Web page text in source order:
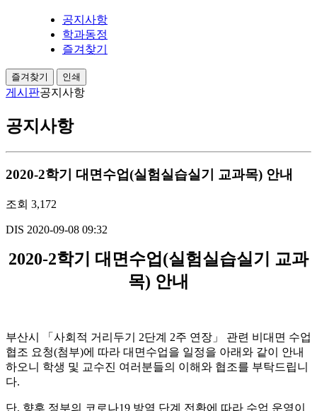
공지사항
학과동정
즐겨찾기
즐겨찾기 인쇄
게시판공지사항
공지사항
2020-2학기 대면수업(실험실습실기 교과목) 안내
조회 3,172
DIS 2020-09-08 09:32
2020-2학기 대면수업 (실험실습실기 교과
목) 안내
부산시 「사회적 거리두기 2단계 2주 연장」 관련 비대면 수업
협조 요청(첨부)에 따라 대면수업을 일정을 아래와 같이 안내
하오니 학생 및 교수진 여러분들의 이해와 협조를 부탁드립니
다.
단, 향후 정부의 코로나19 방역 단계 전환에 따라 수업 운영이